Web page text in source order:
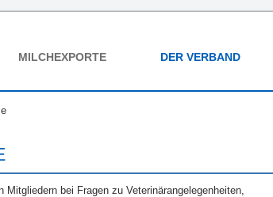
MILCHEXPORTE DER VERBAND
bei Fragen zu Veterinärangelegenheiten,